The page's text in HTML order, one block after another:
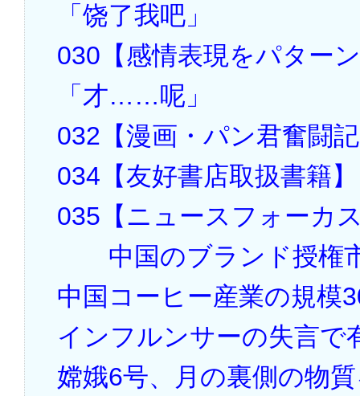
「饶了我吧」
030【感情表現をパター
「才……呢」
032【漫画・パン君奮闘
034【友好書店取扱書籍】
035【ニュースフォーカ
中国のブランド授権
中国コーヒー産業の規模
インフルンサーの失言で
嫦娥6号、月の裏側の物